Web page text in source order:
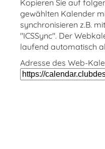
Kopieren Sie auf
gewählten Kalender
synchronisieren z.B.
"ICSSync". Der
laufend automatisch
Adresse des Web-